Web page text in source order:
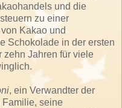
und die
zu einer
Kakao und
Schokolade in der ersten
zehn Jahren für viele
, ein Verwandter der
Familie, seine